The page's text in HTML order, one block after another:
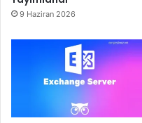
9 Haziran 2026